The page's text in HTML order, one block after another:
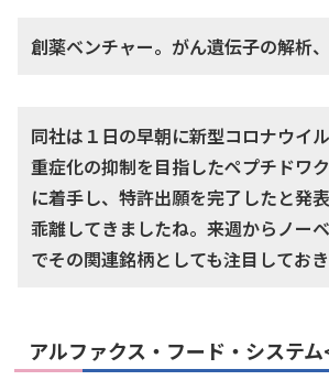
創薬ベンチャー。がん遺伝子の解析
同社は１日の早朝に新型コロナウイ
重症化の抑制を目指したペプチドワ
に着手し、特許出願を完了したと発
乖離してきましたね。来週からノー
でその関連銘柄としても注目しておき
アルファクス・フード・システ